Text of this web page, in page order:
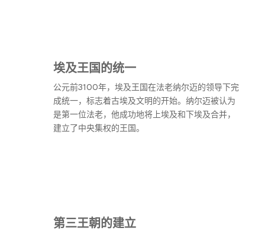
埃及王国的统一
公元前3100年，埃及王国在法老纳尔迈的领导下完
成统一，标志着古埃及文明的开始。纳尔迈被认为
是第一位法老，他成功地将上埃及和下埃及合并，
建立了中央集权的王国。
第三王朝的建立